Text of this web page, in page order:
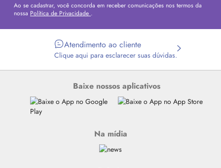
Ao se cadastrar, você concorda em receber comunicações nos termos da
nossa Política de Privacidade .
Atendimento ao cliente
Clique aqui para esclarecer suas dúvidas.
Baixe nossos aplicativos
Na mídia